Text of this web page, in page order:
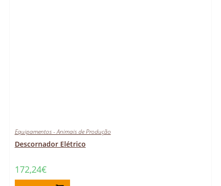
Equipamentos - Animais de Produção
Descornador Elétrico
172,24€